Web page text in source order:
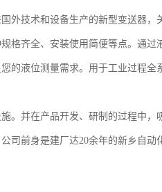
外技术和设备生产的新型变送器，
格齐全、安装使用简便等点。通过
的液位测量需求。用于工业过程全
。并在产品开发、研制的过程中，
司前身是建厂达20余年的新乡自